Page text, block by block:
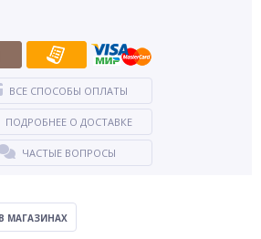
ВСЕ СПОСОБЫ ОПЛАТЫ
ПОДРОБНЕЕ О ДОСТАВКЕ
ЧАСТЫЕ ВОПРОСЫ
МАГАЗИНАХ